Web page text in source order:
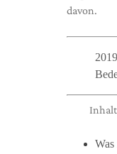
davon.
Inhalt